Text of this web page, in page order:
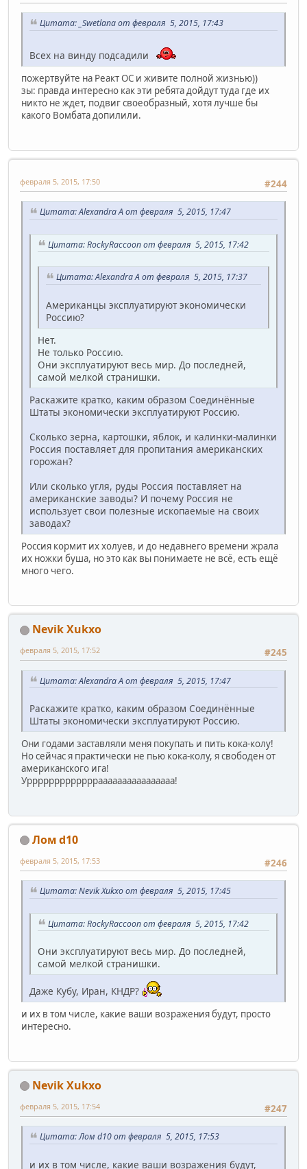
Цитата: _Swetlana от февраля 5, 2015, 17:43
Всех на винду подсадили
пожертвуйте на Реакт ОС и живите полной жизнью))
зы: правда интересно как эти ребята дойдут туда где их
никто не ждет, подвиг своеобразный, хотя лучше бы
какого Вомбата допилили.
#244
февраля 5, 2015, 17:50
Цитата: Alexandra A от февраля 5, 2015, 17:47
Цитата: RockyRaccoon от февраля 5, 2015, 17:42
Цитата: Alexandra A от февраля 5, 2015, 17:37
Американцы эксплуатируют экономически
Россию?
Нет.
Не только Россию.
Они эксплуатируют весь мир. До последней,
самой мелкой странишки.
Раскажите кратко, каким образом Соединённые
Штаты экономически эксплуатируют Россию.
Сколько зерна, картошки, яблок, и калинки-малинки
Россия поставляет для пропитания американских
горожан?
Или сколько угля, руды Россия поставляет на
американские заводы? И почему Россия не
использует свои полезные ископаемые на своих
заводах?
Россия кормит их холуев, и до недавнего времени жрала
их ножки буша, но это как вы понимаете не всё, есть ещё
много чего.
Nevik Xukxo
#245
февраля 5, 2015, 17:52
Цитата: Alexandra A от февраля 5, 2015, 17:47
Раскажите кратко, каким образом Соединённые
Штаты экономически эксплуатируют Россию.
Они годами заставляли меня покупать и пить кока-колу!
Но сейчас я практически не пью кока-колу, я свободен от
американского ига!
Уррррррррррррраааааааааааааааа!
Лом d10
#246
февраля 5, 2015, 17:53
Цитата: Nevik Xukxo от февраля 5, 2015, 17:45
Цитата: RockyRaccoon от февраля 5, 2015, 17:42
Они эксплуатируют весь мир. До последней,
самой мелкой странишки.
Даже Кубу, Иран, КНДР?
и их в том числе, какие ваши возражения будут, просто
интересно.
Nevik Xukxo
#247
февраля 5, 2015, 17:54
Цитата: Лом d10 от февраля 5, 2015, 17:53
и их в том числе, какие ваши возражения будут,